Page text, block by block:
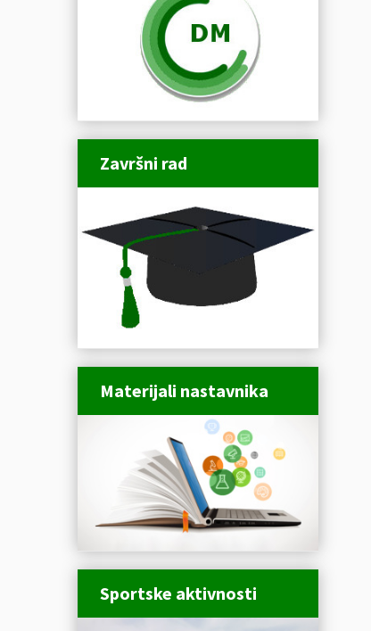
Završni rad
Materijali nastavnika
Sportske aktivnosti